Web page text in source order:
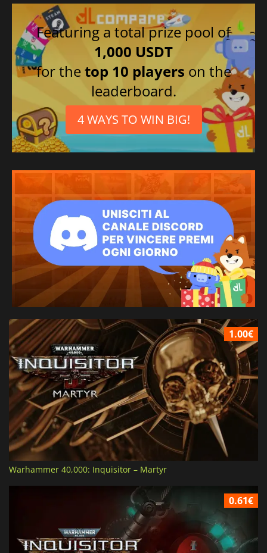
Featuring a total prize pool of
1,000 USDT
for thetop 10 players on the
leaderboard.
4 WAYS TO WIN BIG!
1.00€
Warhammer 40,000: Inquisitor – Martyr
0.61€